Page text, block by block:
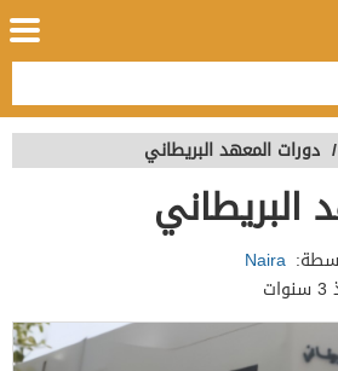
/ دورات المعهد البريطاني
البريطاني
Naira